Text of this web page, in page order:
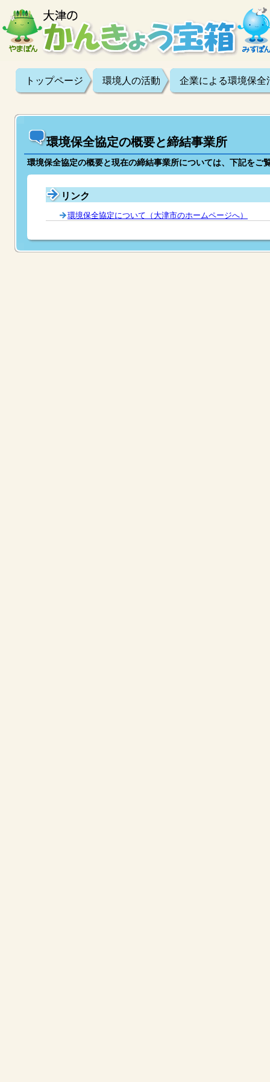
トップページ 環境人の活動 企業による環境保全
環境保全協定の概要と締結事業所
環境保全協定の概要と現在の締結事業所については、下記をご
リンク
環境保全協定について（大津市のホームページへ）